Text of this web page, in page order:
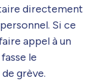
directement
Si ce
appel à un
le
grève.